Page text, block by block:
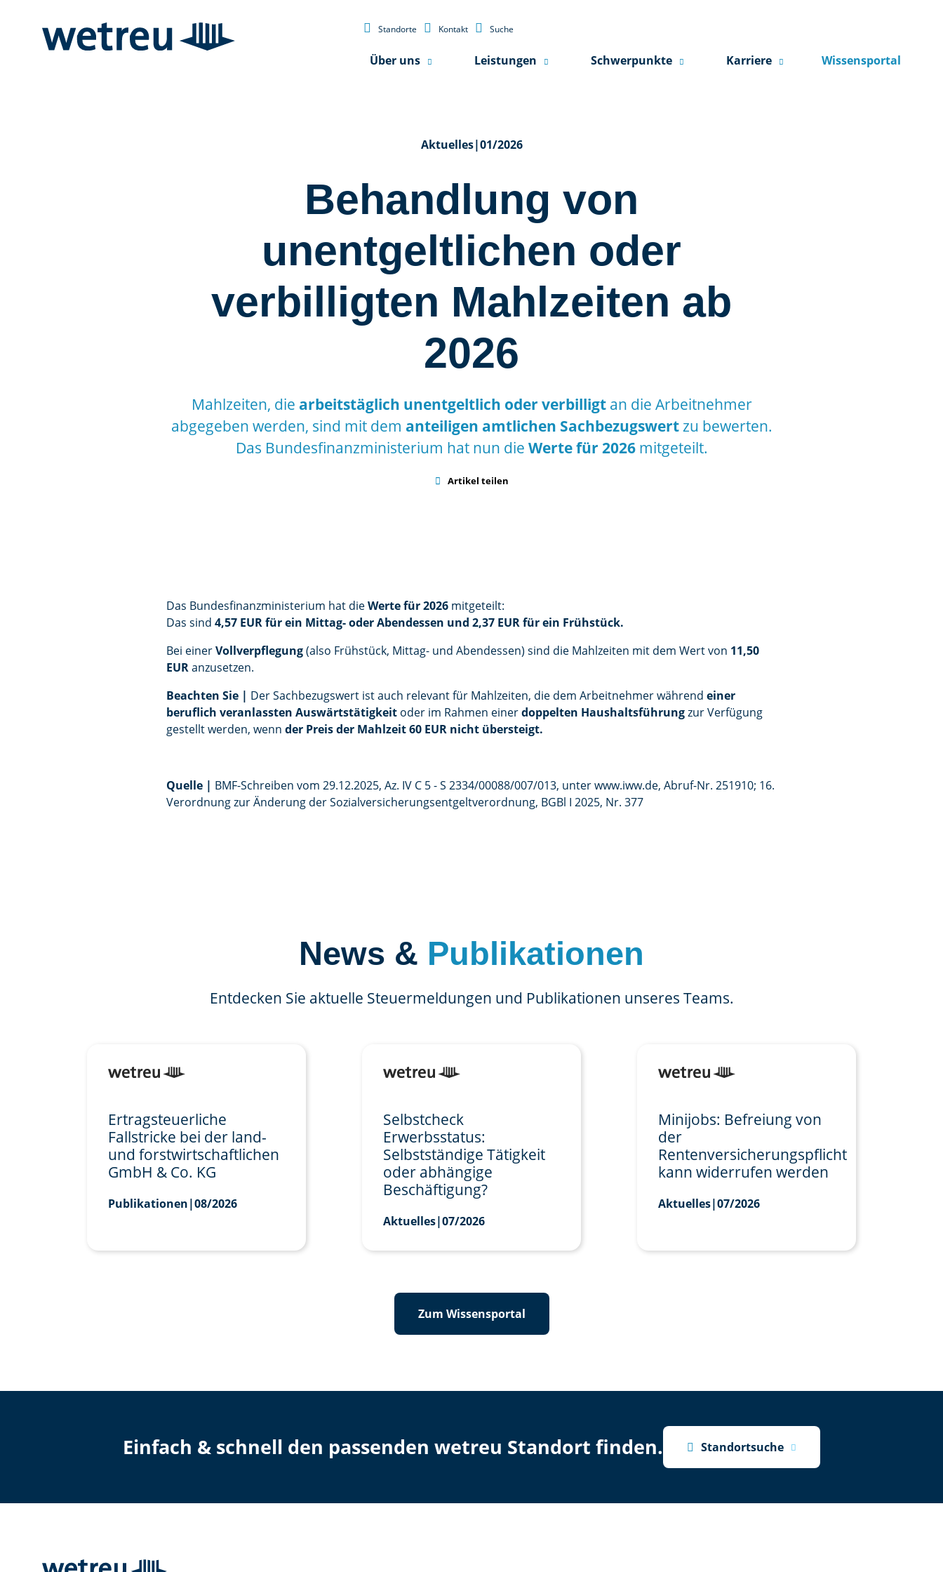
 Standorte  Kontakt  Suche
Über uns Leistungen Schwerpunkte Karriere Wissensportal
Aktuelles|01/2026
Behandlung von
unentgeltlichen oder
verbilligten Mahlzeiten ab
2026
Mahlzeiten, die arbeitstäglich unentgeltlich oder verbilligtan die Arbeitnehmer
abgegeben werden, sind mit dem anteiligen amtlichen Sachbezugswertzu bewerten.
Das Bundesfinanzministerium hat nun die Werte für 2026mitgeteilt.
 Artikel teilen
Das Bundesfinanzministerium hat dieWerte für 2026 mitgeteilt:
Das sind 4,57 EUR für ein Mittag- oder Abendessen und 2,37 EUR für ein Frühstück.
Bei einerVollverpflegung(also Frühstück, Mittag- und Abendessen) sind die Mahlzeiten mit dem Wert von 11,50
EURanzusetzen.
Beachten Sie | Der Sachbezugswert ist auch relevant für Mahlzeiten, die dem Arbeitnehmer während einer
beruflich veranlassten Auswärtstätigkeit oder im Rahmen einerdoppelten Haushaltsführungzur Verfügung
gestellt werden, wenn der Preis der Mahlzeit 60 EUR nicht übersteigt.
Quelle | BMF-Schreiben vom 29.12.2025, Az. IV C 5 - S 2334/00088/007/013, unter www.iww.de, Abruf-Nr. 251910; 16.
Verordnung zur Änderung der Sozialversicherungsentgeltverordnung, BGBl I 2025, Nr. 377
News & Publikationen
Entdecken Sie aktuelle Steuermeldungen und Publikationen unseres Teams.
Ertragsteuerliche
Fallstricke bei der land-
und forstwirtschaftlichen
GmbH & Co. KG
Publikationen|08/2026
Selbstcheck
Erwerbsstatus:
Selbstständige Tätigkeit
oder abhängige
Beschäftigung?
Aktuelles|07/2026
Minijobs: Befreiung von
der
Rentenversicherungspflicht
kann widerrufen werden
Aktuelles|07/2026
Zum Wissensportal
Einfach & schnell den passenden wetreu Standort finden.  Standortsuche